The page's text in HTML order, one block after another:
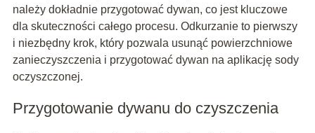
należy dokładnie przygotować dywan, co jest kluczowe
dla skuteczności całego procesu. Odkurzanie to pierwszy
i niezbędny krok, który pozwala usunąć powierzchniowe
zanieczyszczenia i przygotować dywan na aplikację sody
oczyszczonej.
Przygotowanie dywanu do czyszczenia